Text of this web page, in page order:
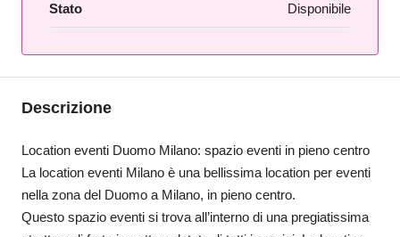
Stato Disponibile
Descrizione
Location eventi Duomo Milano: spazio eventi in pieno centro
La location eventi Milano è una bellissima location per eventi
nella zona del Duomo a Milano, in pieno centro.
Questo spazio eventi si trova all’interno di una pregiatissima